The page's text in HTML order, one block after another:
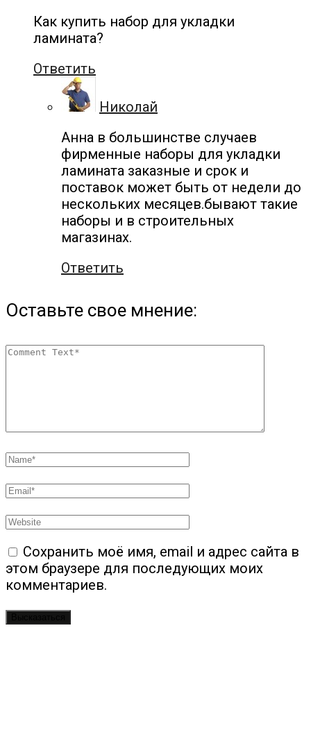
Как купить набор для укладки
ламината?
Ответить
Николай
Анна в большинстве случаев
фирменные наборы для укладки
ламината заказные и срок и
поставок может быть от недели до
нескольких месяцев.бывают такие
наборы и в строительных
магазинах.
Ответить
Оставьте свое мнение:
Сохранить моё имя, email и адрес сайта в
этом браузере для последующих моих
комментариев.